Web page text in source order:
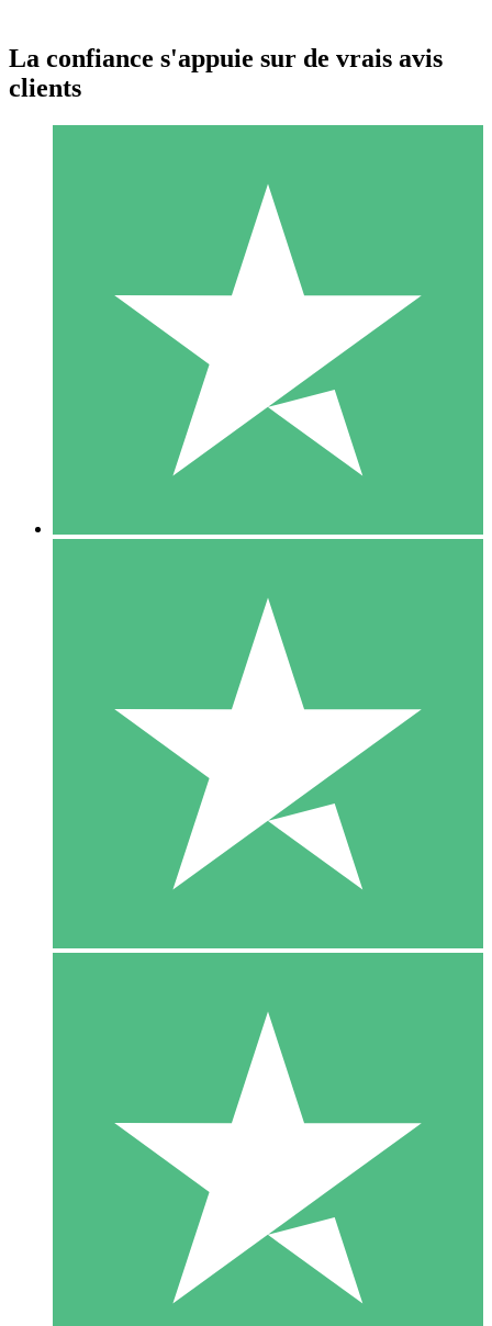
Packs de Crédits Individuels
Payez à l'utilisation avec des crédits de téléchargement. Sans
1 Téléchargement
10 00
10 Téléchargements
20 00
La confiance s'appuie sur de vrais avis
clients